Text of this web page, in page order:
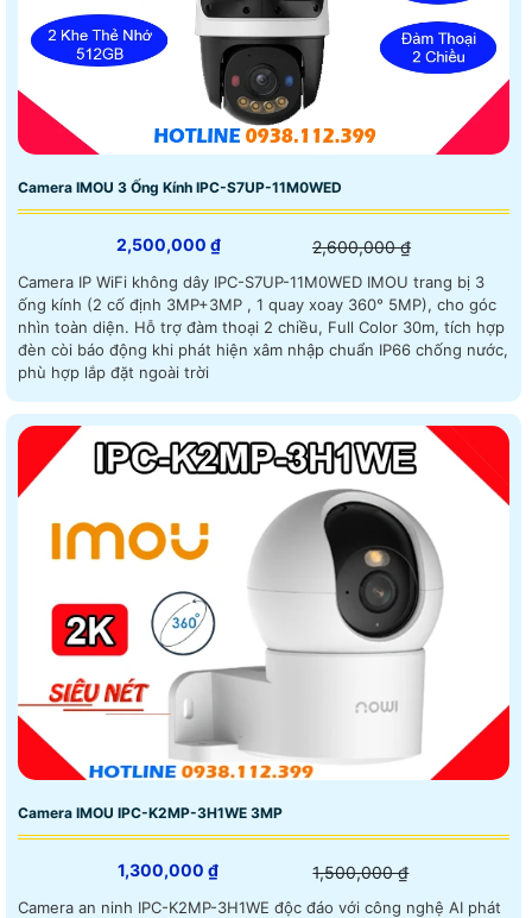
Camera IMOU 3 Ống Kính IPC-S7UP-11M0WED
2,500,000 ₫ 2,600,000 ₫
Camera IP WiFi không dây IPC-S7UP-11M0WED IMOU trang bị 3
ống kính (2 cố định 3MP+3MP , 1 quay xoay 360° 5MP), cho góc
nhìn toàn diện. Hỗ trợ đàm thoại 2 chiều, Full Color 30m, tích hợp
đèn còi báo động khi phát hiện xâm nhập chuẩn IP66 chống nước,
phù hợp lắp đặt ngoài trời
Camera IMOU IPC-K2MP-3H1WE 3MP
1,300,000 ₫ 1,500,000 ₫
Camera an ninh IPC-K2MP-3H1WE độc đáo với công nghệ AI phát